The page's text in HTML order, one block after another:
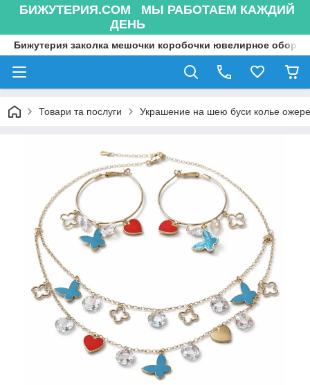
БИЖУТЕРИЯ.COM МЫ РАБОТАЕМ КАЖДИЙ
ДЕНЬ
Бижутерия заколка мешочки коробочки ювелирное
Товари та послуги Украшение на шею буси колье